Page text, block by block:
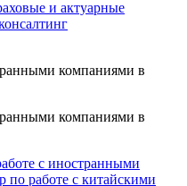
и актуарные
компаниями в
компаниями в
с иностранными
по работе с китайскими